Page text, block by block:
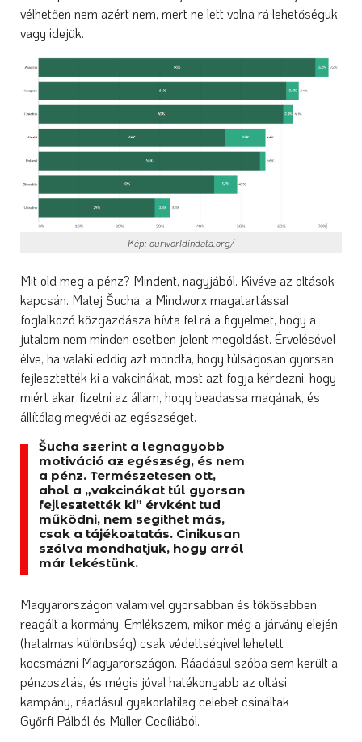
vélhetően nem azért nem, mert ne lett volna rá lehetőségük
vagy idejük.
Kép: ourworldindata.org/
Mit old meg a pénz? Mindent, nagyjából. Kivéve az oltások
kapcsán. Matej Šucha, a Mindworx magatartással
foglalkozó közgazdásza hívta fel rá a figyelmet, hogy a
jutalom nem minden esetben jelent megoldást. Érvelésével
élve, ha valaki eddig azt mondta, hogy túlságosan gyorsan
fejlesztették ki a vakcinákat, most azt fogja kérdezni, hogy
miért akar fizetni az állam, hogy beadassa magának, és
állítólag megvédi az egészséget.
Šucha szerint a legnagyobb
motiváció az egészség, és nem
a pénz. Természetesen ott,
ahol a „vakcinákat túl gyorsan
fejlesztették ki” érvként tud
működni, nem segíthet más,
csak a tájékoztatás. Cinikusan
szólva mondhatjuk, hogy arról
már lekéstünk.
Magyarországon valamivel gyorsabban és tökösebben
reagált a kormány. Emlékszem, mikor még a járvány elején
(hatalmas különbség) csak védettségivel lehetett
kocsmázni Magyarországon. Ráadásul szóba sem került a
pénzosztás, és mégis jóval hatékonyabb az oltási
kampány, ráadásul gyakorlatilag celebet csináltak
Győrfi Pálból és Müller Cecíliából.